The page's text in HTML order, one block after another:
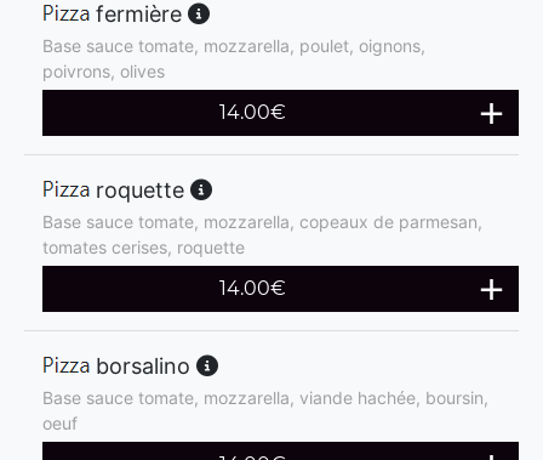
fermière
Base sauce tomate, mozzarella, poulet, oignons,
poivrons, olives
14.00€
roquette
Base sauce tomate, mozzarella, copeaux de parmesan,
tomates cerises, roquette
14.00€
borsalino
Base sauce tomate, mozzarella, viande hachée, boursin,
oeuf